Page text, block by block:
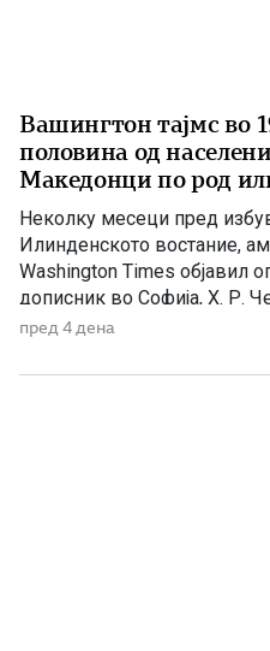
Вашингтон тајмс во
половина од
Македонци по род
Неколку месеци пред
Илинденското востание,
Washington Times објавил
дописник во Софија, Х. Р.
за политичката состојба на
настаните во Македонија.
пред 4 дена